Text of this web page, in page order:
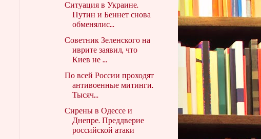
Ситуация в Украине.
Путин и Беннет снова
обменялис...
Советник Зеленского на
иврите заявил, что
Киев не ...
По всей России проходят
антивоенные митинги.
Тысяч...
Сирены в Одессе и
Днепре. Преддверие
российской атаки